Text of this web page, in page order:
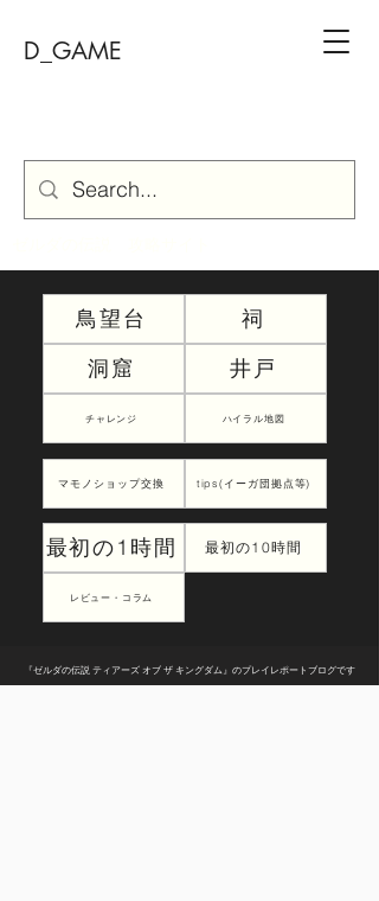
D_GAME
鳥望台
祠
洞窟
井戸
チャレンジ ハイラル地図
マモノショップ交換 tips(イーガ団拠点等)
最初の1時間 最初の10時間
レビュー・コラム
『ゼルダの伝説 ティアーズ オブ ザ キングダム』のプレイレポートブログです